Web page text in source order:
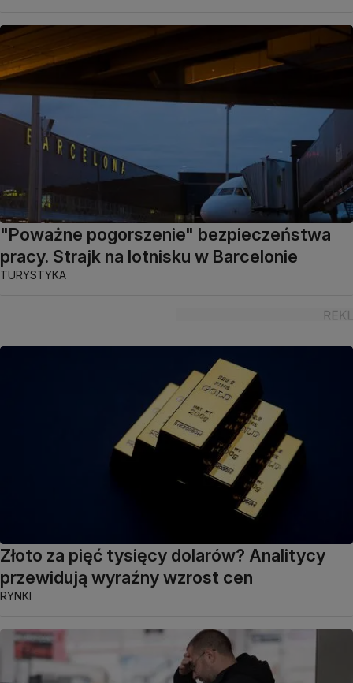
"Poważne pogorszenie" bezpieczeństwa
pracy. Strajk na lotnisku w Barcelonie
TURYSTYKA
Złoto za pięć tysięcy dolarów? Analitycy
przewidują wyraźny wzrost cen
RYNKI